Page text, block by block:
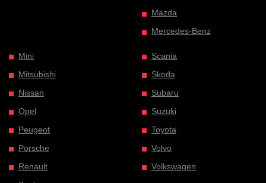
Mazda
Mercedes-Benz
Mini
Mitsubishi
Nissan
Opel
Peugeot
Porsche
Renault
Scania
Skoda
Subaru
Suzuki
Toyota
Volvo
Volkswagen